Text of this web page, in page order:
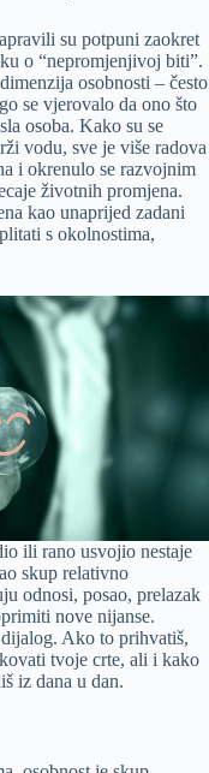
su potpuni zaokret
o “nepromjenjivoj biti”.
osobnosti – često
se vjerovalo da ono što
osoba. Kako su se
vodu, sve je više radova
i okrenulo se razvojnim
životnih promjena.
kao unaprijed zadani
s okolnostima,
ili rano usvojio nestaje
skup relativno
odnosi, posao, prelazak
nove nijanse.
Ako to prihvatiš,
tvoje crte, ali i kako
iz dana u dan.